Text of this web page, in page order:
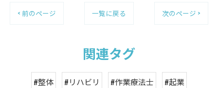
< 前のページ 一覧に戻る 次のページ >
関連タグ
#整体 #リハビリ #作業療法士
#起業